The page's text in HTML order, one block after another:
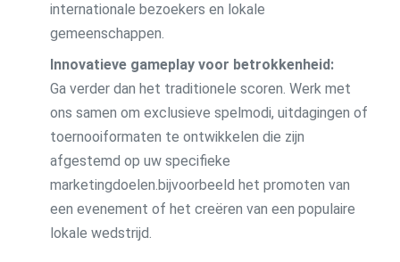
internationale bezoekers en lokale
gemeenschappen.
Innovatieve gameplay voor betrokkenheid:
Ga verder dan het traditionele scoren. Werk met
ons samen om exclusieve spelmodi, uitdagingen of
toernooiformaten te ontwikkelen die zijn
afgestemd op uw specifieke
marketingdoelen.bijvoorbeeld het promoten van
een evenement of het creëren van een populaire
lokale wedstrijd.